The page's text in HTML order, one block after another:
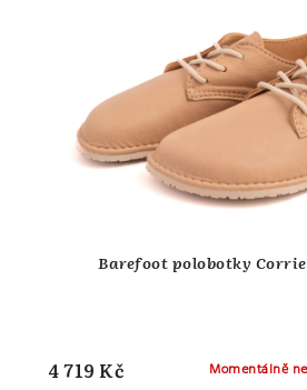
Barefoot polobotky
Momentálně
4 719 Kč